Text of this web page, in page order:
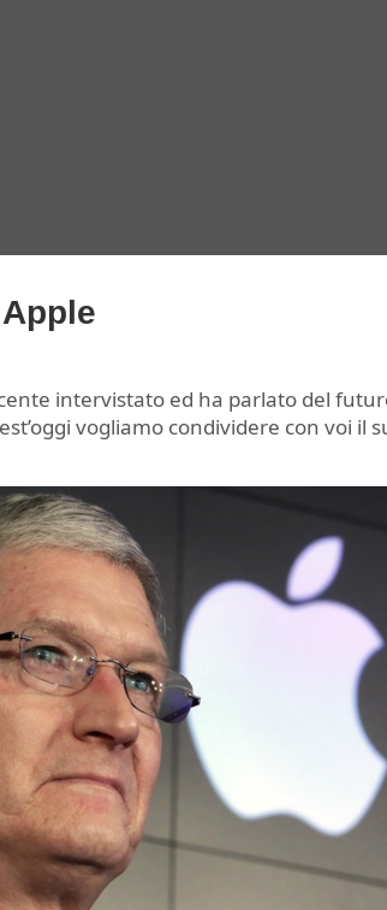
intervistato ed ha parlato del
vogliamo condividere con voi il